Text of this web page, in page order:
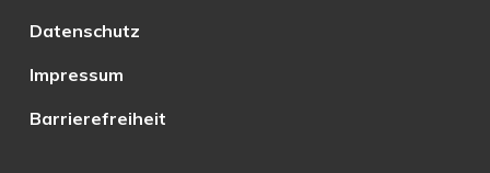
Datenschutz
Impressum
Barrierefreiheit